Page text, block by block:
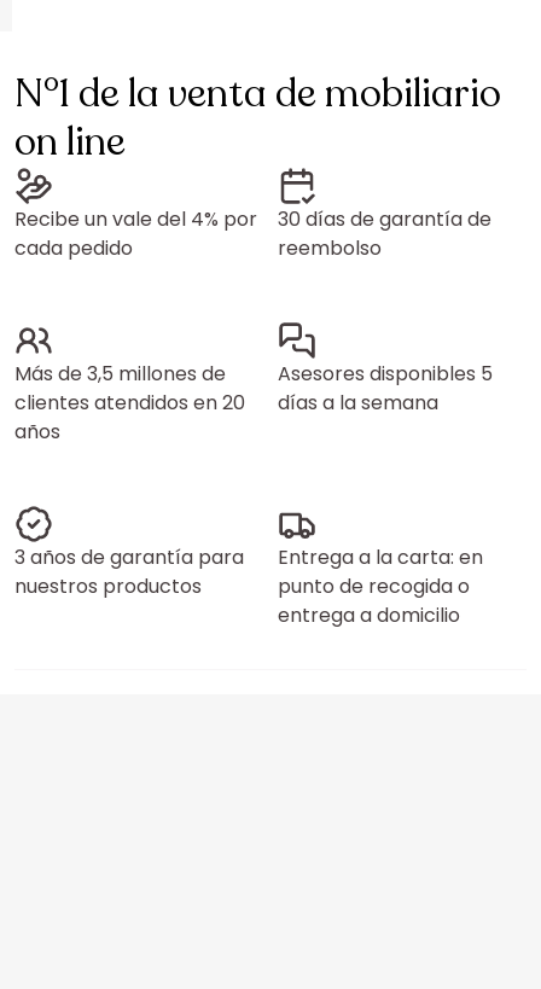
N°1 de la venta de mobiliario
on line
Recibe un vale del 4% por
cada pedido
30 días de garantía de
reembolso
Más de 3,5 millones de
clientes atendidos en 20
años
Asesores disponibles 5
días a la semana
3 años de garantía para
nuestros productos
Entrega a la carta: en
punto de recogida o
entrega a domicilio